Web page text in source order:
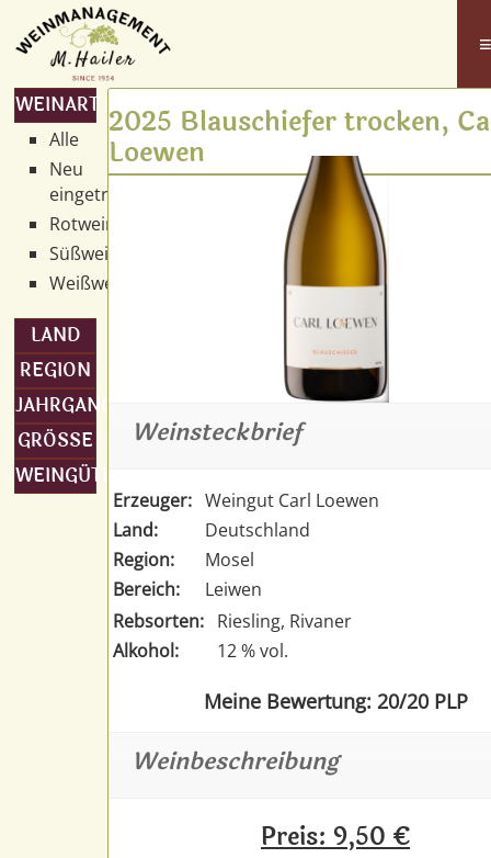
≡
WEINART
Alle
Neu
eingetroffen
Rotwein
Süßwein
Weißwein
LAND
REGION
JAHRGANG
GRÖSSE
WEINGÜTER
2025 Blauschiefer trocken,
Loewen
Weinsteckbrief
Erzeuger: Weingut Carl Loewen
Land:
Deutschland
Region:
Mosel
Bereich:
Leiwen
Rebsorten: Riesling, Rivaner
Alkohol:
12 % vol.
Meine Bewertung: 20/20 PLP
Weinbeschreibung
Preis: 9,50 €